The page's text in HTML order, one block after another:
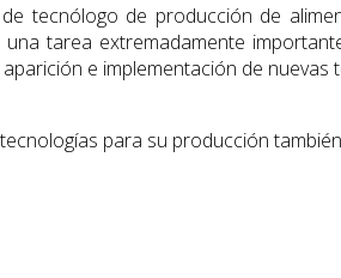
tecnólogo de producción de
tarea extremadamente
e implementación de nuevas
para su producción